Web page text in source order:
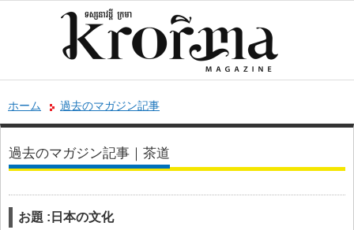
ホーム 過去のマガジン記事
過去のマガジン記事｜茶道
お題 :日本の文化